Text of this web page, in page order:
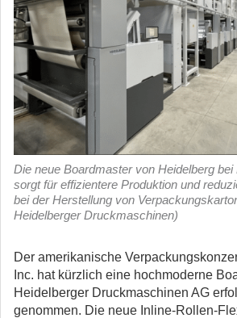
Die neue Boardmaster von Heidelberg
sorgt für effizientere Produktion und
bei der Herstellung von
Heidelberger Druckmaschinen)
Der amerikanische
Inc. hat kürzlich eine hochmoderne
Heidelberger Druckmaschinen AG
genommen. Die neue Inline-Rollen-